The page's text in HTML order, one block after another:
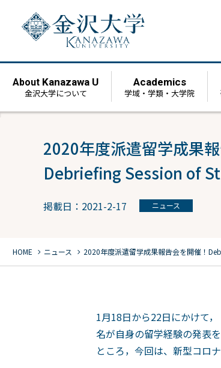
About Kanazawa U
金沢大学について
Academics
学域・学類・大学院
2020年度派遣留学成果
Debriefing Session of
掲載日：2021-2-17 ニュース
HOME chevron_right ニュース chevron_right 2020年度派遣留学成果報告会を開催！
1月18日から22日にかけて
名が自身の留学経験の発表
ところ，今回は、新型コロ